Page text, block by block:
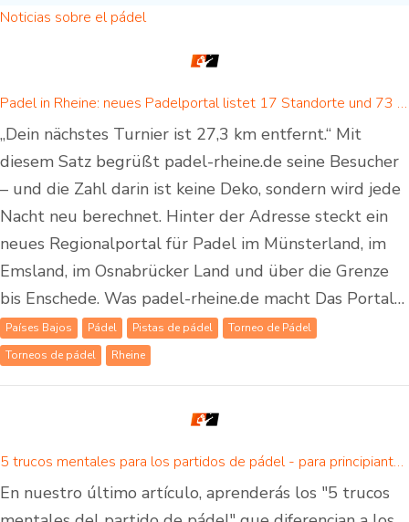
Noticias sobre el pádel
Padel in Rheine: neues Padelportal listet 17 Standorte und 73 Padel-Courts in Rheine und Umgebung
„Dein nächstes Turnier ist 27,3 km entfernt.“ Mit
diesem Satz begrüßt padel-rheine.de seine Besucher
– und die Zahl darin ist keine Deko, sondern wird jede
Nacht neu berechnet. Hinter der Adresse steckt ein
neues Regionalportal für Padel im Münsterland, im
Emsland, im Osnabrücker Land und über die Grenze
bis Enschede. Was padel-rheine.de macht Das Portal…
Países Bajos Pádel Pistas de pádel
Torneo de Pádel
Torneos de pádel
Rheine
5 trucos mentales para los partidos de pádel - para principiantes y avanzados
En nuestro último artículo, aprenderás los "5 trucos